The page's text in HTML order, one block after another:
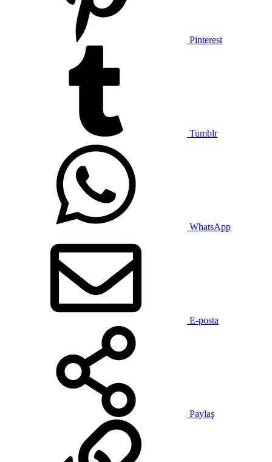
Pinterest
Tumblr
WhatsApp
E-posta
Paylaş